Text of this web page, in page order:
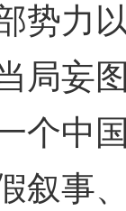
势力
局妄
个中
叙事